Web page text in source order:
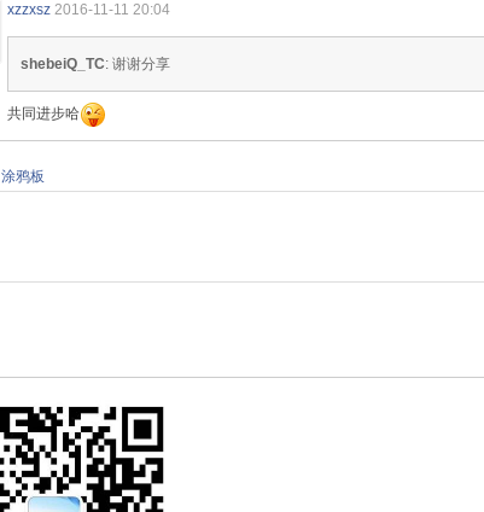
xzzxsz 2016-11-11 20:04
shebeiQ_TC: 谢谢分享
共同进步哈
涂鸦板